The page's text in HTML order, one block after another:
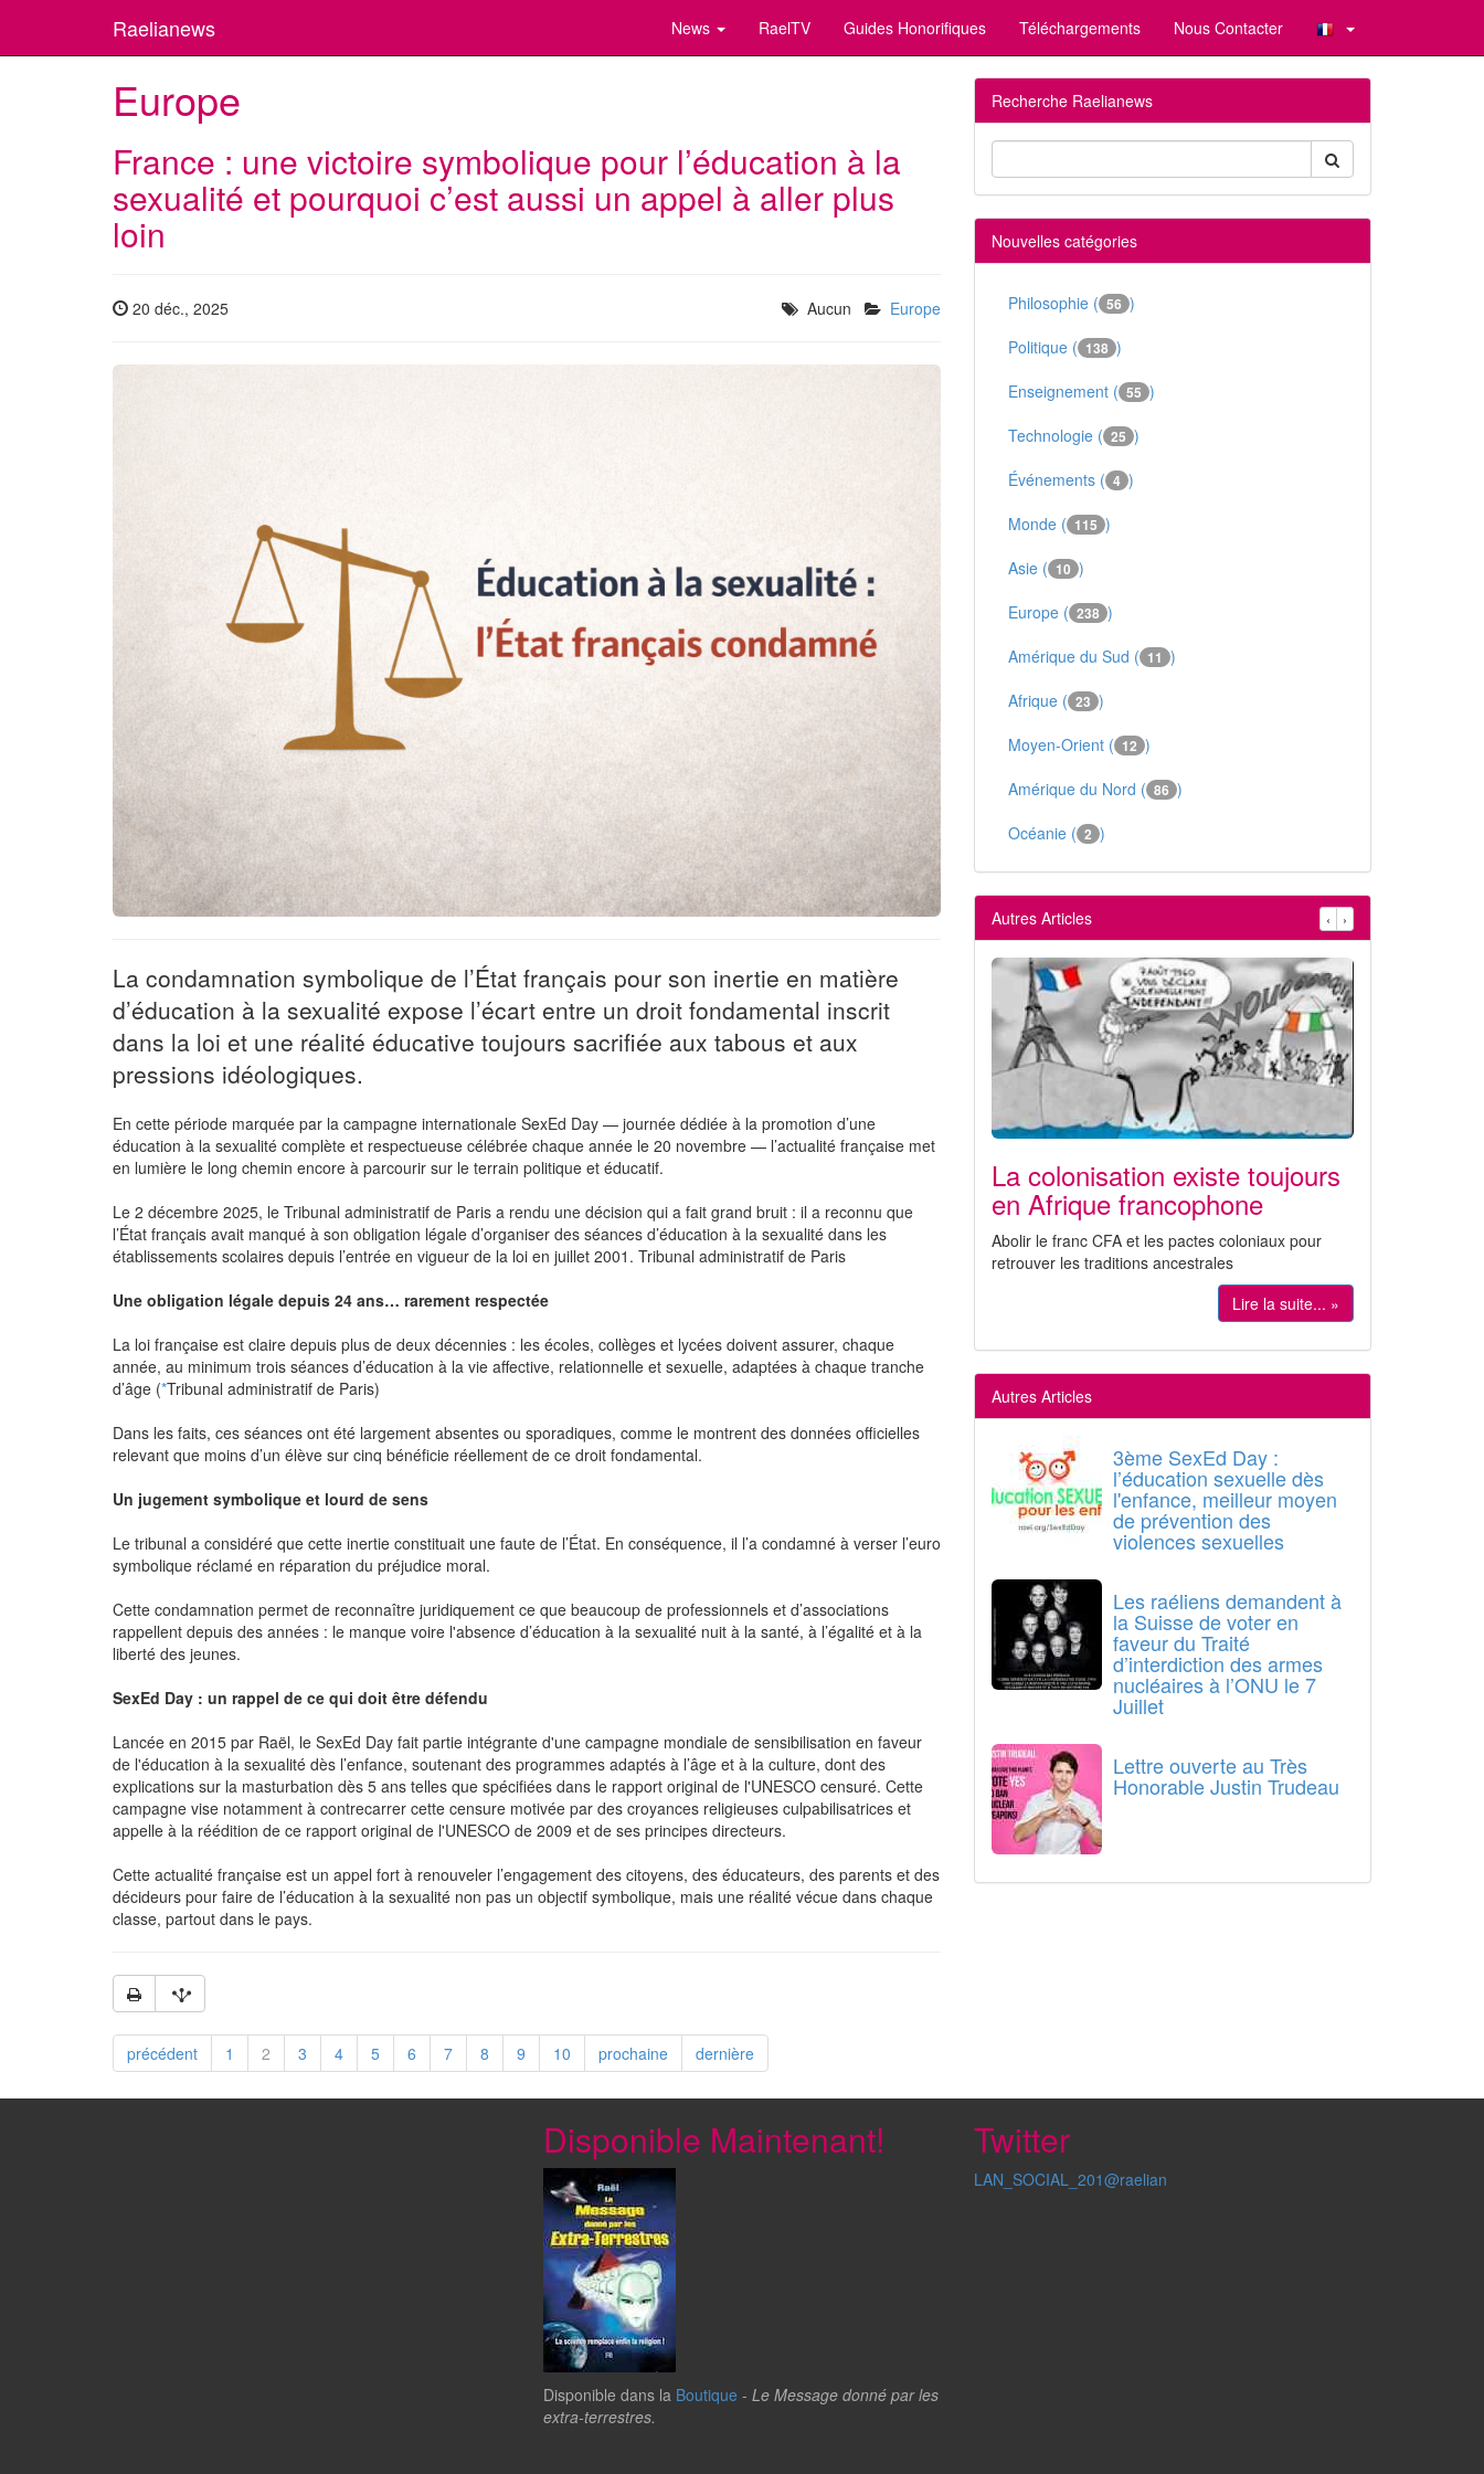
Raelianews News RaelTV Guides Honorifiques Téléchargements Nous Contacter
Europe
France : une victoire symbolique pour l’éducation à la
sexualité et pourquoi c’est aussi un appel à aller plus
loin
20 déc., 2025 Aucun Europe
La condamnation symbolique de l’État français pour son inertie en matière
d’éducation à la sexualité expose l’écart entre un droit fondamental inscrit
dans la loi et une réalité éducative toujours sacrifiée aux tabous et aux
pressions idéologiques.
En cette période marquée par la campagne internationale SexEd Day — journée dédiée à la promotion d’une
éducation à la sexualité complète et respectueuse célébrée chaque année le 20 novembre — l’actualité française met
en lumière le long chemin encore à parcourir sur le terrain politique et éducatif.
Le 2 décembre 2025, le Tribunal administratif de Paris a rendu une décision qui a fait grand bruit : il a reconnu que
l’État français avait manqué à son obligation légale d’organiser des séances d’éducation à la sexualité dans les
établissements scolaires depuis l’entrée en vigueur de la loi en juillet 2001. Tribunal administratif de Paris
Une obligation légale depuis 24 ans… rarement respectée
La loi française est claire depuis plus de deux décennies : les écoles, collèges et lycées doivent assurer, chaque
année, au minimum trois séances d’éducation à la vie affective, relationnelle et sexuelle, adaptées à chaque tranche
d’âge (*Tribunal administratif de Paris)
Dans les faits, ces séances ont été largement absentes ou sporadiques, comme le montrent des données officielles
relevant que moins d’un élève sur cinq bénéficie réellement de ce droit fondamental.
Un jugement symbolique et lourd de sens
Le tribunal a considéré que cette inertie constituait une faute de l’État. En conséquence, il l’a condamné à verser l’euro
symbolique réclamé en réparation du préjudice moral.
Cette condamnation permet de reconnaître juridiquement ce que beaucoup de professionnels et d’associations
rappellent depuis des années : le manque voire l'absence d’éducation à la sexualité nuit à la santé, à l’égalité et à la
liberté des jeunes.
SexEd Day : un rappel de ce qui doit être défendu
Lancée en 2015 par Raël, le SexEd Day fait partie intégrante d'une campagne mondiale de sensibilisation en faveur
de l'éducation à la sexualité dès l’enfance, soutenant des programmes adaptés à l’âge et à la culture, dont des
explications sur la masturbation dès 5 ans telles que spécifiées dans le rapport original de l'UNESCO censuré. Cette
campagne vise notamment à contrecarrer cette censure motivée par des croyances religieuses culpabilisatrices et
appelle à la réédition de ce rapport original de l'UNESCO de 2009 et de ses principes directeurs.
Cette actualité française est un appel fort à renouveler l’engagement des citoyens, des éducateurs, des parents et des
décideurs pour faire de l’éducation à la sexualité non pas un objectif symbolique, mais une réalité vécue dans chaque
classe, partout dans le pays.
précédent 1 2 3 4 5 6 7 8 9 10 prochaine dernière
Recherche Raelianews
Nouvelles catégories
Philosophie ( 56 )
Politique ( 138 )
Enseignement ( 55 )
Technologie ( 25 )
Événements ( 4 )
Monde ( 115 )
Asie ( 10 )
Europe ( 238 )
Amérique du Sud ( 11 )
Afrique ( 23 )
Moyen-Orient ( 12 )
Amérique du Nord ( 86 )
Océanie ( 2 )
Autres Articles ‹ ›
La colonisation existe toujours
en Afrique francophone
Abolir le franc CFA et les pactes coloniaux pour
retrouver les traditions ancestrales
Lire la suite... »
Autres Articles
3ème SexEd Day :
l’éducation sexuelle dès
l'enfance, meilleur moyen
de prévention des
violences sexuelles
Les raéliens demandent à
la Suisse de voter en
faveur du Traité
d’interdiction des armes
nucléaires à l’ONU le 7
Juillet
Lettre ouverte au Très
Honorable Justin Trudeau
Disponible Maintenant!
Disponible dans la Boutique - Le Message donné par les
extra-terrestres.
Twitter
LAN_SOCIAL_201@raelian